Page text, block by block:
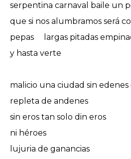
serpentina carnaval baile un
que si nos alumbramos será
pepas largas pitadas
y hasta verte
malicio una ciudad sin
repleta de andenes
sin eros tan solo din eros
ni héroes
lujuria de ganancias